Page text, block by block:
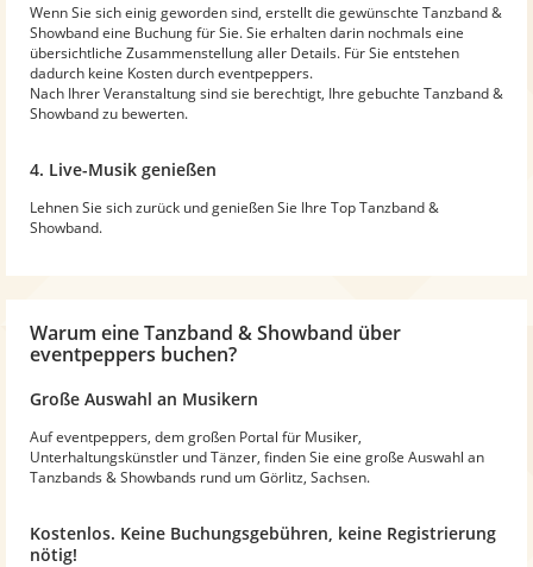
Wenn Sie sich einig geworden sind, erstellt die gewünschte Tanzband &
Showband eine Buchung für Sie. Sie erhalten darin nochmals eine
übersichtliche Zusammenstellung aller Details. Für Sie entstehen
dadurch keine Kosten durch eventpeppers.
Nach Ihrer Veranstaltung sind sie berechtigt, Ihre gebuchte Tanzband &
Showband zu bewerten.
4. Live-Musik genießen
Lehnen Sie sich zurück und genießen Sie Ihre Top Tanzband &
Showband.
Warum eine Tanzband & Showband über
eventpeppers buchen?
Große Auswahl an Musikern
Auf eventpeppers, dem großen Portal für Musiker,
Unterhaltungskünstler und Tänzer, finden Sie eine große Auswahl an
Tanzbands & Showbands rund um Görlitz, Sachsen.
Kostenlos. Keine Buchungsgebühren, keine Registrierung
nötig!